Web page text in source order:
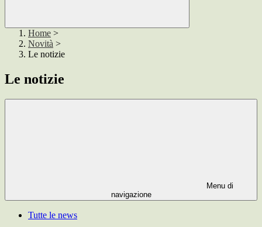
Home >
Novità >
Le notizie
Le notizie
Menu di
navigazione
Tutte le news